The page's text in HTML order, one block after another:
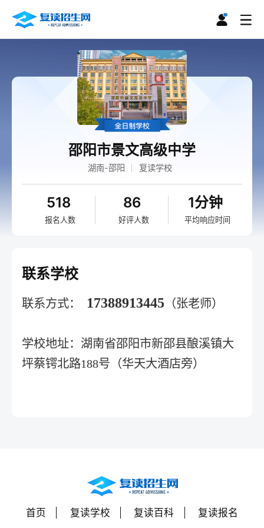
邵阳市景文高级中学
湖南-邵阳 复读学校
518
报名人数
86
好评人数
1分钟
平均响应时间
联系学校
联系方式： 17388913445 （张老师）
学校地址：湖南省邵阳市新邵县酿溪镇大
坪蔡锷北路188号（华天大酒店旁）
首页 复读学校 复读百科 复读报名